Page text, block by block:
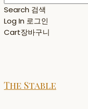
Search 검색
Log In 로그인
Cart장바구니
The Stable